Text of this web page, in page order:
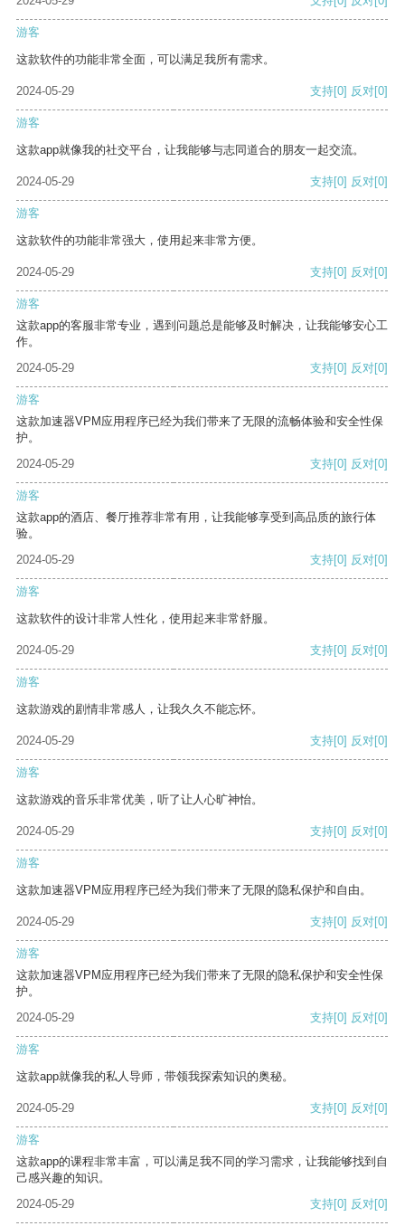
游客
这款软件的功能非常全面，可以满足我所有需求。
2024-05-29 支持[0] 反对[0]
游客
这款app就像我的社交平台，让我能够与志同道合的朋友一起交流。
2024-05-29 支持[0] 反对[0]
游客
这款软件的功能非常强大，使用起来非常方便。
2024-05-29 支持[0] 反对[0]
游客
这款app的客服非常专业，遇到问题总是能够及时解决，让我能够安心工
作。
2024-05-29
支持[0] 反对[0]
游客
这款加速器VPM应用程序已经为我们带来了无限的流畅体验和安全性保
护。
2024-05-29
支持[0] 反对[0]
游客
这款app的酒店、餐厅推荐非常有用，让我能够享受到高品质的旅行体
验。
2024-05-29
支持[0] 反对[0]
游客
这款软件的设计非常人性化，使用起来非常舒服。
2024-05-29 支持[0] 反对[0]
游客
这款游戏的剧情非常感人，让我久久不能忘怀。
2024-05-29 支持[0] 反对[0]
游客
这款游戏的音乐非常优美，听了让人心旷神怡。
2024-05-29 支持[0] 反对[0]
游客
这款加速器VPM应用程序已经为我们带来了无限的隐私保护和自由。
2024-05-29 支持[0] 反对[0]
游客
这款加速器VPM应用程序已经为我们带来了无限的隐私保护和安全性保
护。
2024-05-29
支持[0] 反对[0]
游客
这款app就像我的私人导师，带领我探索知识的奥秘。
2024-05-29 支持[0] 反对[0]
游客
这款app的课程非常丰富，可以满足我不同的学习需求，让我能够找到自
己感兴趣的知识。
2024-05-29
支持[0] 反对[0]